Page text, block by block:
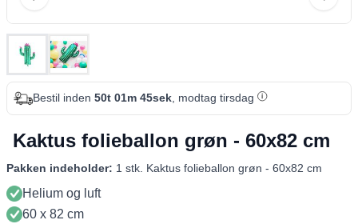
Bestil inden 50t 01m 44sek, modtag tirsdag
Kaktus folieballon grøn - 60x82 cm
Pakken indeholder: 1 stk. Kaktus folieballon grøn - 60x82 cm
Helium og luft
60 x 82 cm